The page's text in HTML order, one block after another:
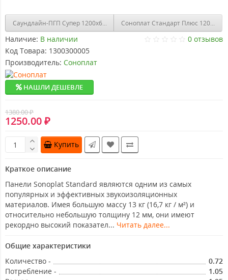
Саундлайн-ПГП Супер 1200х600х23мм 0,72м2Соноплат Стандарт Плюс
Наличие: В наличии
0 отзывов
Код Товара: 1300300005
Производитель: Соноплат
НАШЛИ ДЕШЕВЛЕ
1380.00 ₽
1250.00 ₽
Купить
Краткое описание
Панели Sonoplat Standard являются одним из самых
популярных и эффективных звукоизоляционных
материалов. Имея большую массу 13 кг (16,7 кг / м²) и
относительно небольшую толщину 12 мм, они имеют
рекордно высокий показател... Читать далее...
Общие характеристики
Количество -
0.72
Потребление -
1.05